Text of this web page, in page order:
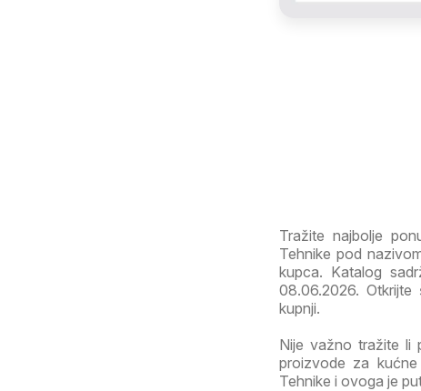
Tražite najbolje
Tehnike pod
kupca. Katalog
08.06.2026.
kupnji.
Nije važno tražite li
proizvode za
Tehnike i ovoga je